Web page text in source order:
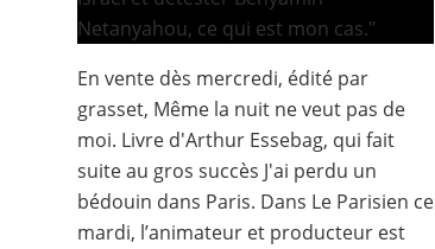
En vente dès mercredi, édité par
grasset, Même la nuit ne veut pas de
moi. Livre d'Arthur Essebag, qui fait
suite au gros succès J'ai perdu un
bédouin dans Paris. Dans Le Parisien ce
mardi, l’animateur et producteur est